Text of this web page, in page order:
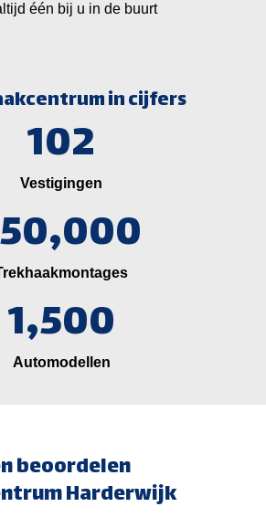
één bij u in de buurt
in cijfers
102
Vestigingen
1,500
Automodellen
beoordelen
Harderwijk